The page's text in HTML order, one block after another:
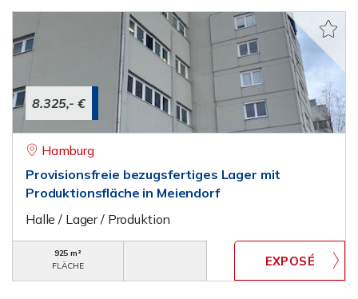
8.325,- €
Hamburg
Provisionsfreie bezugsfertiges Lager mit
Produktionsfläche in Meiendorf
Halle / Lager / Produktion
925 m²
FLÄCHE